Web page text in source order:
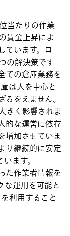
当たりの作業
賃金上昇によ
ています。ロ
の解決策です
ての倉庫業務を
は人を中心と
をえません。
きく影響されま
的な運営に依存
増加させていま
り継続的に安定
ます。
た作業者情報を
な運用を可能と
利用すること